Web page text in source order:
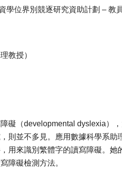
學位界別競逐研究資助計劃 – 教
教授）
礙 （developmental dyslexia）
則並不多見。 應用數據科學系助
用 來識別繁體字的讀寫障礙。她
障礙檢測方法。